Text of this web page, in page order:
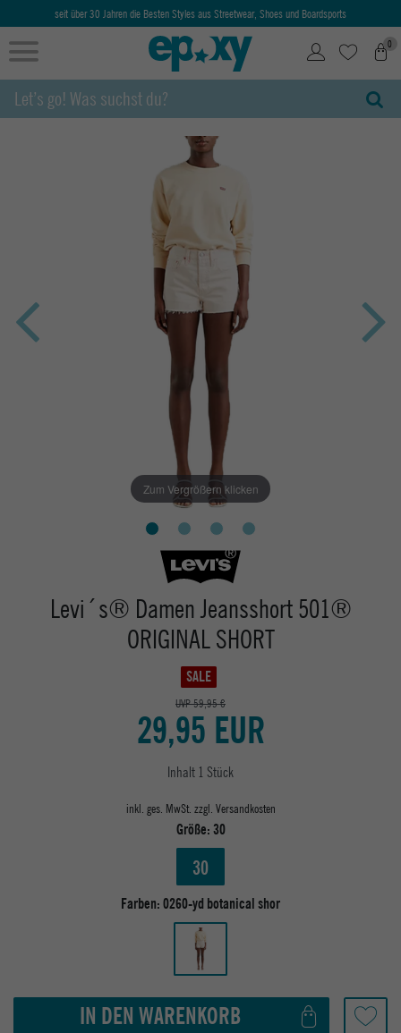
seit über 30 Jahren die Besten Styles aus Streetwear, Shoes und Boardsports
0
Zum Vergrößern klicken
Levi´s® Damen Jeansshort 501®
ORIGINAL SHORT
SALE
UVP 59,95 €
29,95 EUR
Inhalt 1 Stück
inkl. ges. MwSt. zzgl. Versandkosten
Größe:30
30
Farben:0260-yd botanical shor
IN DEN WARENKORB